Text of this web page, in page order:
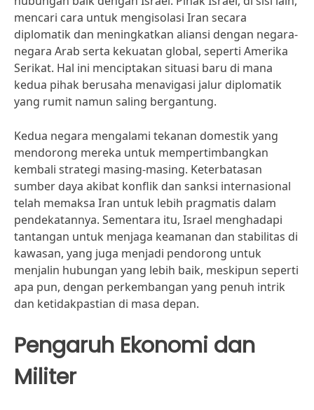
mencari cara untuk mengisolasi Iran secara
diplomatik dan meningkatkan aliansi dengan negara-
negara Arab serta kekuatan global, seperti Amerika
Serikat. Hal ini menciptakan situasi baru di mana
kedua pihak berusaha menavigasi jalur diplomatik
yang rumit namun saling bergantung.
Kedua negara mengalami tekanan domestik yang
mendorong mereka untuk mempertimbangkan
kembali strategi masing-masing. Keterbatasan
sumber daya akibat konflik dan sanksi internasional
telah memaksa Iran untuk lebih pragmatis dalam
pendekatannya. Sementara itu, Israel menghadapi
tantangan untuk menjaga keamanan dan stabilitas di
kawasan, yang juga menjadi pendorong untuk
menjalin hubungan yang lebih baik, meskipun seperti
apa pun, dengan perkembangan yang penuh intrik
dan ketidakpastian di masa depan.
Pengaruh Ekonomi dan
Militer